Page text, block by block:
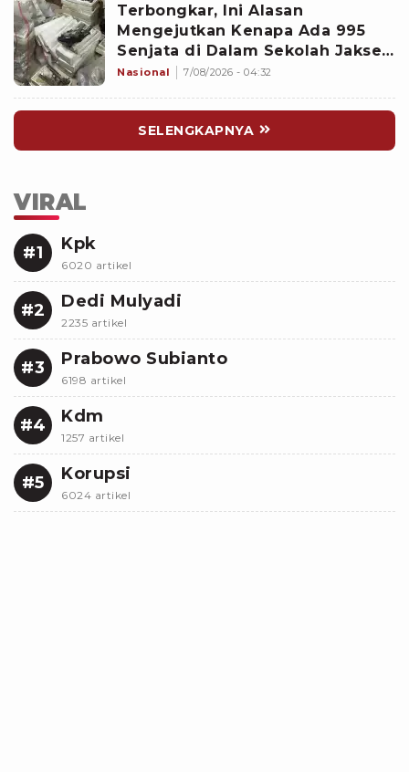
Terbongkar, Ini Alasan
Mengejutkan Kenapa Ada 995
Senjata di Dalam Sekolah Jaksel
Sejak 2020
Nasional 7/08/2026 - 04:32
SELENGKAPNYA
VIRAL
#1 Kpk
6020 artikel
#2 Dedi Mulyadi
2235 artikel
#3 Prabowo Subianto
6198 artikel
#4 Kdm
1257 artikel
#5 Korupsi
6024 artikel